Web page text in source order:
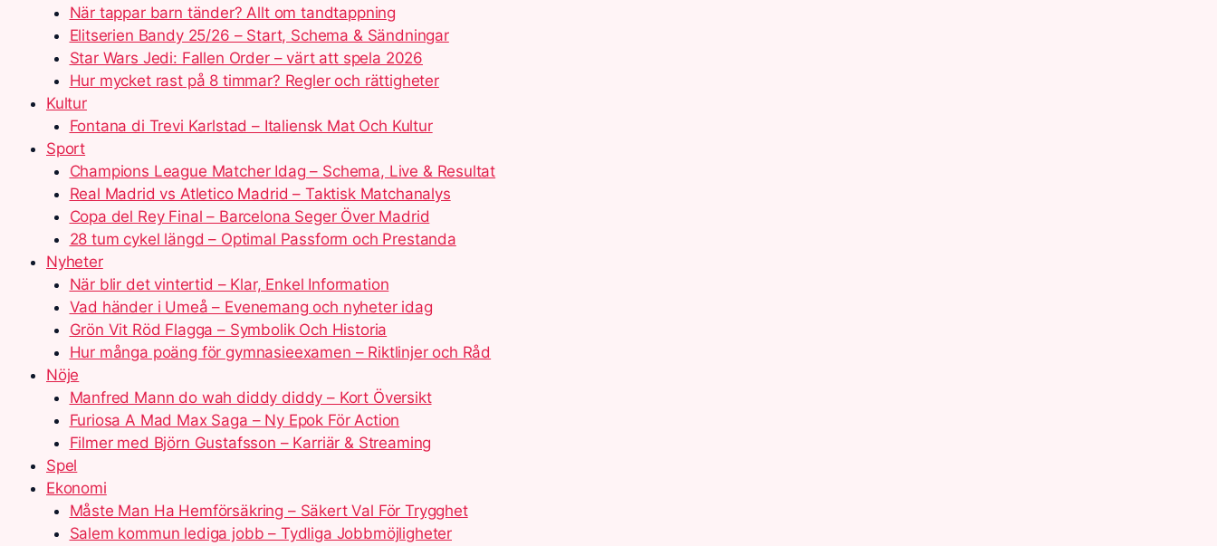
När tappar barn tänder? Allt om tandtappning
Elitserien Bandy 25/26 – Start, Schema & Sändningar
Star Wars Jedi: Fallen Order – värt att spela 2026
Hur mycket rast på 8 timmar? Regler och rättigheter
Kultur
Fontana di Trevi Karlstad – Italiensk Mat Och Kultur
Sport
Champions League Matcher Idag – Schema, Live & Resultat
Real Madrid vs Atletico Madrid – Taktisk Matchanalys
Copa del Rey Final – Barcelona Seger Över Madrid
28 tum cykel längd – Optimal Passform och Prestanda
Nyheter
När blir det vintertid – Klar, Enkel Information
Vad händer i Umeå – Evenemang och nyheter idag
Grön Vit Röd Flagga – Symbolik Och Historia
Hur många poäng för gymnasieexamen – Riktlinjer och Råd
Nöje
Manfred Mann do wah diddy diddy – Kort Översikt
Furiosa A Mad Max Saga – Ny Epok För Action
Filmer med Björn Gustafsson – Karriär & Streaming
Spel
Ekonomi
Måste Man Ha Hemförsäkring – Säkert Val För Trygghet
Salem kommun lediga jobb – Tydliga Jobbmöjligheter